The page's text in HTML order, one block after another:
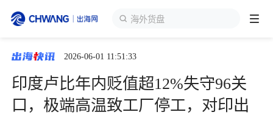
海外货盘
跨境展会
出海服务
2026-06-01 11:51:33
印度卢比年内贬值超12%失守96关
口，极端高温致工厂停工，对印出